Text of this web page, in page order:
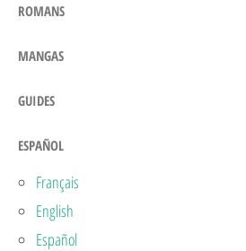
ROMANS
MANGAS
GUIDES
ESPAÑOL
Français
English
Español